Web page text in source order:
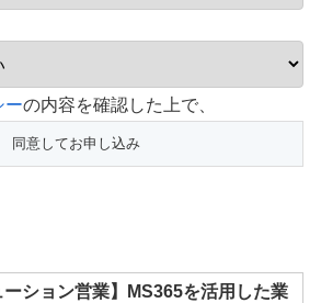
ーの内容を確認した上で、
ーション営業】MS365を活用した業